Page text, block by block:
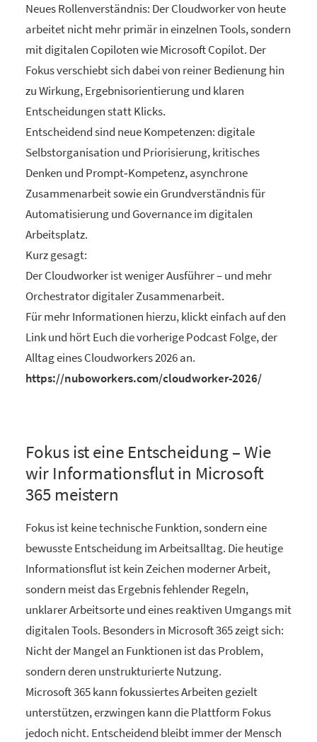
Neues Rollenverständnis: Der Cloudworker von heute
arbeitet nicht mehr primär in einzelnen Tools, sondern
mit digitalen Copiloten wie Microsoft Copilot. Der
Fokus verschiebt sich dabei von reiner Bedienung hin
zu Wirkung, Ergebnisorientierung und klaren
Entscheidungen statt Klicks.
Entscheidend sind neue Kompetenzen: digitale
Selbstorganisation und Priorisierung, kritisches
Denken und Prompt‑Kompetenz, asynchrone
Zusammenarbeit sowie ein Grundverständnis für
Automatisierung und Governance im digitalen
Arbeitsplatz.
Kurz gesagt:
Der Cloudworker ist weniger Ausführer – und mehr
Orchestrator digitaler Zusammenarbeit.
Für mehr Informationen hierzu, klickt einfach auf den
Link und hört Euch die vorherige Podcast Folge, der
Alltag eines Cloudworkers 2026 an.
https://nuboworkers.com/cloudworker-2026/
Fokus ist eine Entscheidung – Wie
wir Informationsflut in Microsoft
365 meistern
Fokus ist keine technische Funktion, sondern eine
bewusste Entscheidung im Arbeitsalltag. Die heutige
Informationsflut ist kein Zeichen moderner Arbeit,
sondern meist das Ergebnis fehlender Regeln,
unklarer Arbeitsorte und eines reaktiven Umgangs mit
digitalen Tools. Besonders in Microsoft 365 zeigt sich:
Nicht der Mangel an Funktionen ist das Problem,
sondern deren unstrukturierte Nutzung.
Microsoft 365 kann fokussiertes Arbeiten gezielt
unterstützen, erzwingen kann die Plattform Fokus
jedoch nicht. Entscheidend bleibt immer der Mensch